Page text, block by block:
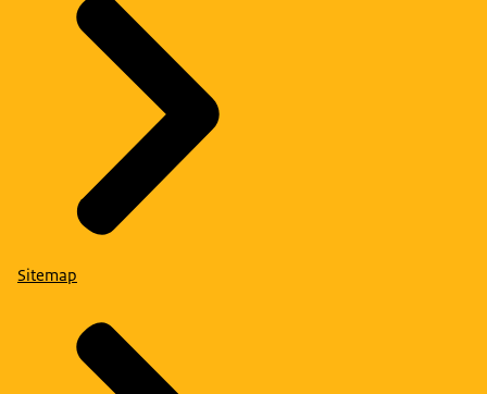
Sitemap